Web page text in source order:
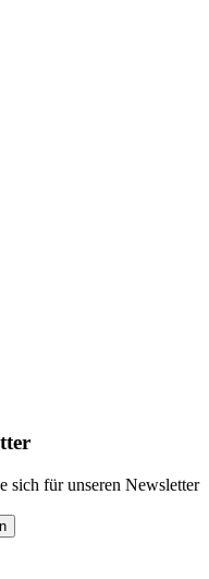
sich für unseren Newsletter